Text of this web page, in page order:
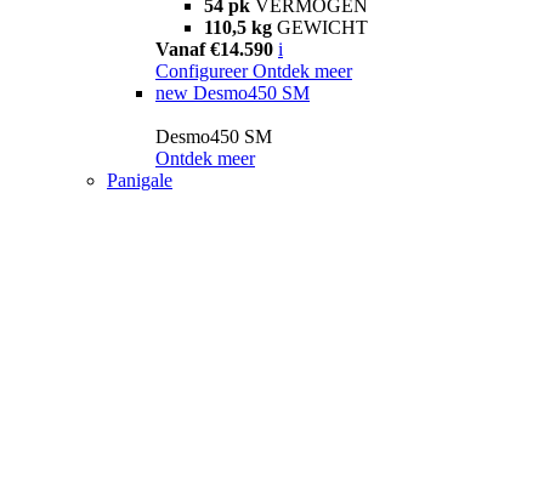
54 pk VERMOGEN
110,5 kg GEWICHT
Vanaf €14.590 i
Configureer Ontdek meer
new Desmo450 SM
Desmo450 SM
Ontdek meer
Panigale